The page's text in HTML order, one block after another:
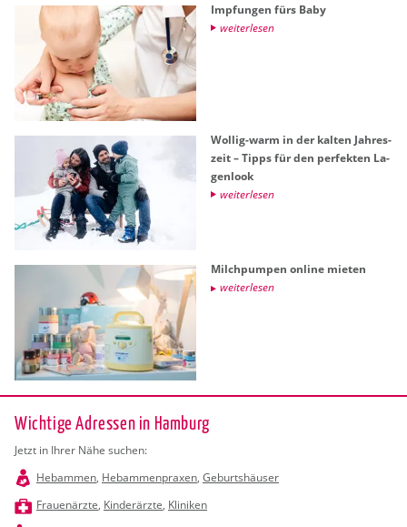
Imp­fun­gen fürs Baby
wei­ter­le­sen
Wol­lig-warm in der kal­ten Jah­res­
zeit – Tipps für den per­fek­ten La­
gen­look
wei­ter­le­sen
Milch­pum­pen on­line mie­ten
wei­ter­le­sen
Wichtige Adressen in Hamburg
Jetzt in Ihrer Nähe suchen:
Hebammen, Hebammenpraxen, Geburtshäuser
Frauenärzte, Kinderärzte, Kliniken